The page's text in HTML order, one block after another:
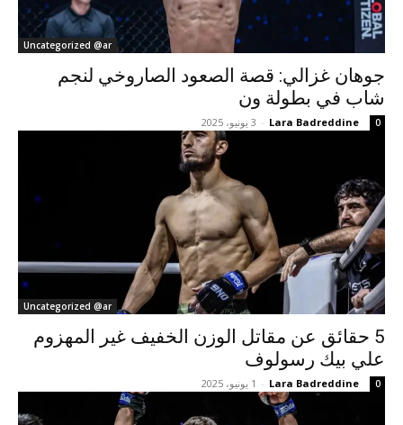
Uncategorized @ar
جوهان غزالي: قصة الصعود الصاروخي لنجم
شاب في بطولة ون
Lara Badreddine
- 3 يونيو، 2025 0
Uncategorized @ar
5 حقائق عن مقاتل الوزن الخفيف غير المهزوم
علي بيك رسولوف
Lara Badreddine
- 1 يونيو، 2025 0